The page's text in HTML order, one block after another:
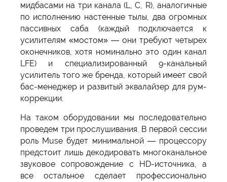
мидбасами на три канала (L, C, R), аналогичные
по исполнению настенные тылы, два огромных
пассивных саба (каждый подключается к
усилителям «мостом» — они требуют четырех
оконечников, хотя номинально это один канал
LFE) и специализированный 9-канальный
усилитель того же бренда, который имеет свой
бас-менеджер и развитый эквалайзер для рум-
коррекции.
На таком оборудовании мы последовательно
проведем три прослушивания. В первой сессии
роль Muse будет минимальной — процессору
предстоит лишь декодировать многоканальное
звуковое сопровождение с HD-источника, а
все остальное сделает профессионально